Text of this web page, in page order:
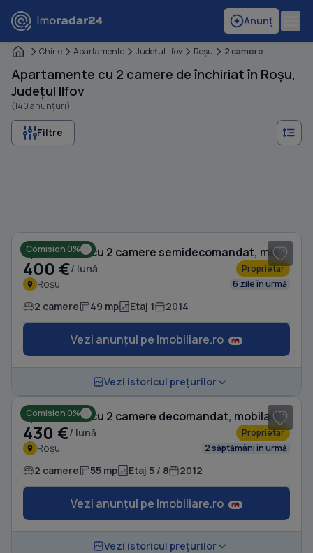
Anunț
Chirie Apartamente Judeţul Ilfov Roşu 2 camere
Apartamente cu 2 camere de închiriat în Roșu,
Județul Ilfov
(140 anunțuri)
Filtre
Comision 0% Apartament cu 2 camere semidecomandat, mobilat în Roșu
400 €/ lună Proprietar
Roșu 6 zile în urmă
2 camere 49 mp Etaj 1 2014
Vezi anunțul pe Imobiliare.ro
Vezi istoricul prețurilor
Comision 0% Apartament cu 2 camere decomandat, mobilat în Roșu
430 €/ lună Proprietar
Roșu 2 săptămâni în urmă
2 camere 55 mp Etaj 5 / 8 2012
Vezi anunțul pe Imobiliare.ro
Vezi istoricul prețurilor